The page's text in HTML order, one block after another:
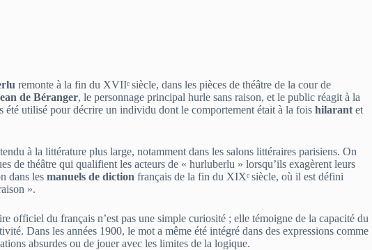
remonte à la fin du XVIIᵉ siècle, dans les pièces de théâtre de la cour de
de Béranger, le personnage principal hurle sans raison, et le public réagit à la
été utilisé pour décrire un individu dont le comportement était à la fois hilarant et
à la littérature plus large, notamment dans les salons littéraires parisiens. On
de théâtre qui qualifient les acteurs de « hurluberlu » lorsqu’ils exagèrent leurs
dans les manuels de diction français de la fin du XIXᵉ siècle, où il est défini
».
officiel du français n’est pas une simple curiosité ; elle témoigne de la capacité du
Dans les années 1900, le mot a même été intégré dans des expressions comme
absurdes ou de jouer avec les limites de la logique.